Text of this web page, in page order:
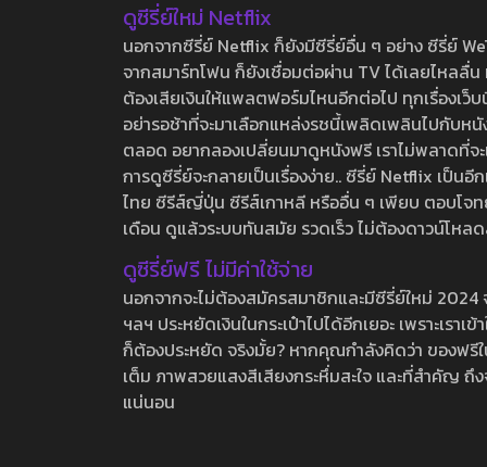
ดูซีรี่ย์ใหม่ Netflix
นอกจากซีรี่ย์ Netflix ก็ยังมีซีรี่ย์อื่น ๆ อย่าง ซีรี่ย์
จากสมาร์ทโฟน ก็ยังเชื่อมต่อผ่าน TV ได้เลยไหลลื่
ต้องเสียเงินให้แพลตฟอร์มไหนอีกต่อไป ทุกเรื่องเว็
อย่ารอช้าที่จะมาเลือกแหล่งรชนี้เพลิดเพลินไปกับห
ตลอด อยากลองเปลี่ยนมาดูหนังฟรี เราไม่พลาดที่
การดูซีรี่ย์จะกลายเป็นเรื่องง่าย.. ซีรี่ย์ Netflix เป็น
ไทย ซีรีส์ญี่ปุ่น ซีรีส์เกาหลี หรืออื่น ๆ เพียบ ตอบโจท
เดือน ดูแล้วระบบทันสมัย รวดเร็ว ไม่ต้องดาวน์โห
ดูซีรี่ย์ฟรี ไม่มีค่าใช้จ่าย
นอกจากจะไม่ต้องสมัครสมาชิกและมีซีรี่ย์ใหม่
ฯลฯ ประหยัดเงินในกระเป๋าไปได้อีกเยอะ เพราะเร
ก็ต้องประหยัด จริงมั้ย? หากคุณกำลังคิดว่า ของฟ
เต็ม ภาพสวยแสงสีเสียงกระหึ่มสะใจ และที่สำคัญ
แน่นอน